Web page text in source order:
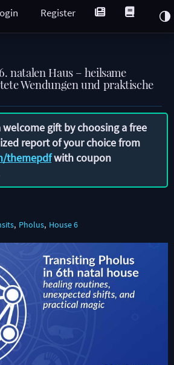
Register
natalen Haus – heilsame
Wendungen und praktische
gift by choosing a free
report of your choice from
themepdfwith coupon
Pholus House 6